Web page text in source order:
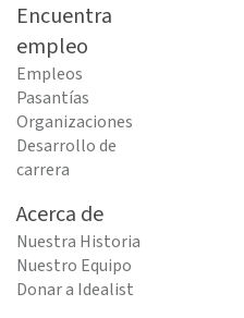
Encuentra
empleo
Empleos
Pasantías
Organizaciones
Desarrollo de
carrera
Acerca de
Nuestra Historia
Nuestro Equipo
Donar a Idealist